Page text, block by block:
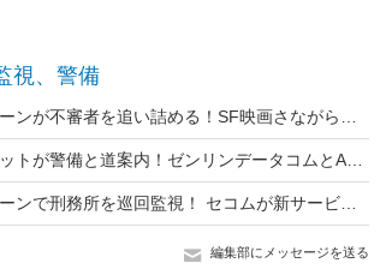
視、警備
編集部にメッセージを送る